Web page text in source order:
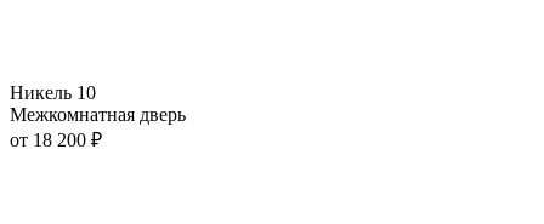
Никель 10
Межкомнатная дверь
от 18 200 ₽